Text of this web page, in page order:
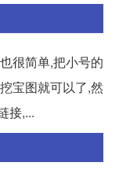
很简单,把小号的
宝图就可以了,然
接,...